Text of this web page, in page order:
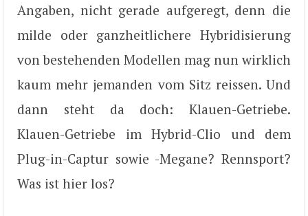
Angaben, nicht gerade aufgeregt, denn die
milde oder ganzheitlichere Hybridisierung
von bestehenden Modellen mag nun wirklich
kaum mehr jemanden vom Sitz reissen. Und
dann steht da doch: Klauen-Getriebe.
Klauen-Getriebe im Hybrid-Clio und dem
Plug-in-Captur sowie -Megane? Rennsport?
Was ist hier los?